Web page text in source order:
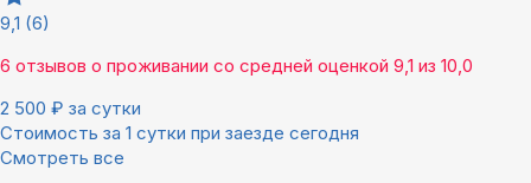
9,1 (6)
6 отзывов о проживании со средней оценкой 9,1 из 10,0
2 500 ₽ за сутки
Стоимость за 1 сутки при заезде сегодня
Смотреть все